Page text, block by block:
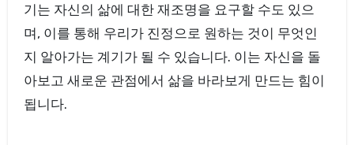
기는 자신의 삶에 대한 재조명을 요구할 수도 있으
며, 이를 통해 우리가 진정으로 원하는 것이 무엇인
지 알아가는 계기가 될 수 있습니다. 이는 자신을 돌
아보고 새로운 관점에서 삶을 바라보게 만드는 힘이
됩니다.